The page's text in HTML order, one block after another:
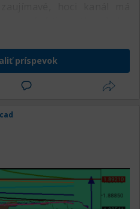
predajcu, ktorý sa
nadol, v tomto
s dobrým poklesom.
H1, ktorý je pre mňa
kanál. V podstate
príspevok